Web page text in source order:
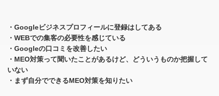
・Googleビジネスプロフィールに登録はしてある
・WEBでの集客の必要性を感じている
・Googleの口コミを改善したい
・MEO対策って聞いたことがあるけど、どういうものか把握して
いない
・まず自分でできるMEO対策を知りたい